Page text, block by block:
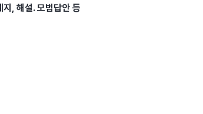
지, 해설. 모범답안 등